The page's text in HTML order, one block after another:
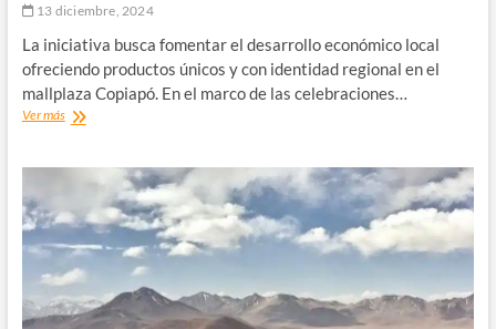
13 diciembre, 2024
La iniciativa busca fomentar el desarrollo económico local
ofreciendo productos únicos y con identidad regional en el
mallplaza Copiapó. En el marco de las celebraciones…
Ver másSeremi
preferir
productos
locales
en
Navidad
con